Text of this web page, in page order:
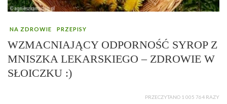
NA ZDROWIE PRZEPISY
WZMACNIAJĄCY ODPORNOŚĆ SYROP Z
MNISZKA LEKARSKIEGO – ZDROWIE W
SŁOICZKU :)
PRZECZYTANO 1 005 764 RAZY